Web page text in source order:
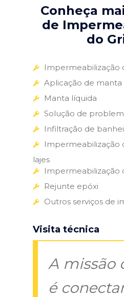
Conheça
de
do
Impermeabilização
Aplicação de manta
Manta líquida
Solução de
Infiltração de
Impermeabilização
lajes
Impermeabilização
Rejunte epóxi
Outros serviços de
Visita técnica
A missão
é